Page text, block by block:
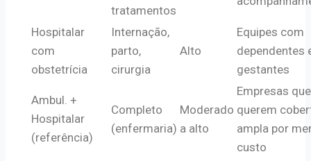
tratamentos
Hospitalar
com
obstetrícia
Internação,
parto,
cirurgia
Alto
Equipes com
dependentes
gestantes
Ambul. +
Hospitalar
(referência)
Completo
(enfermaria)
Moderado
a alto
Empresas que
querem
ampla por
custo